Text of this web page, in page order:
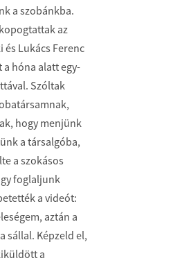
a szobánkba.
az
és Lukács Ferenc
hóna alatt egy-
Szóltak
hogy menjünk
a társalgóba,
a szokásos
foglaljunk
a videót:
aztán a
sállal. Képzeld el,
a